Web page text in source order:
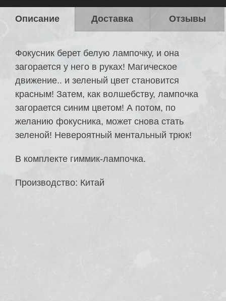
Описание Доставка Отзывы
Фокусник берет белую лампочку, и она
загорается у него в руках! Магическое
движение.. и зеленый цвет становится
красным! Затем, как волшебству, лампочка
загорается синим цветом! А потом, по
желанию фокусника, может снова стать
зеленой! Невероятный ментальный трюк!
В комплекте гиммик-лампочка.
Производство: Китай